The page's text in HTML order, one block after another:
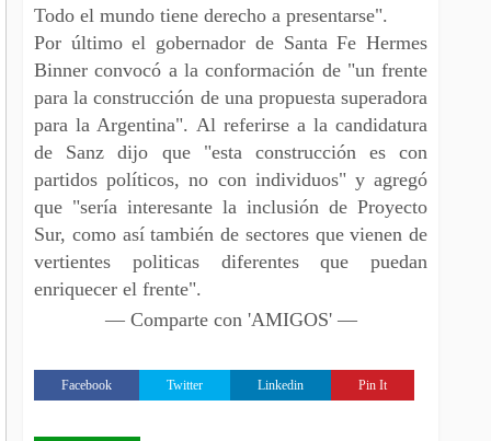
Todo el mundo tiene derecho a presentarse".
Por último el gobernador de Santa Fe Hermes
Binner convocó a la conformación de "un frente
para la construcción de una propuesta superadora
para la Argentina". Al referirse a la candidatura
de Sanz dijo que "esta construcción es con
partidos políticos, no con individuos" y agregó
que "sería interesante la inclusión de Proyecto
Sur, como así también de sectores que vienen de
vertientes politicas diferentes que puedan
enriquecer el frente".
— Comparte con 'AMIGOS' —
Facebook Twitter Linkedin Pin It